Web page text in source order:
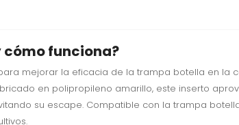
cómo funciona?
mejorar la eficacia de la trampa botella en la
en polipropileno amarillo, este inserto
su escape. Compatible con la trampa